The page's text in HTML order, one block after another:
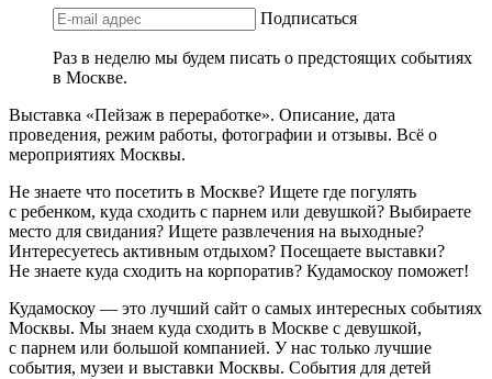
Подписаться
Раз в неделю мы будем писать о предстоящих событиях
в Москве.
Выставка «Пейзаж в переработке». Описание, дата
проведения, режим работы, фотографии и отзывы. Всё о
мероприятиях Москвы.
Не знаете что посетить в Москве? Ищете где погулять
с ребенком, куда сходить с парнем или девушкой? Выбираете
место для свидания? Ищете развлечения на выходные?
Интересуетесь активным отдыхом? Посещаете выставки?
Не знаете куда сходить на корпоратив? Кудамоскоу поможет!
Кудамоскоу — это лучший сайт о самых интересных событиях
Москвы. Мы знаем куда сходить в Москве с девушкой,
с парнем или большой компанией. У нас только лучшие
события, музеи и выставки Москвы. События для детей